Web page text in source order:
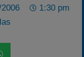
Carreras finalizadas
1:30 pm